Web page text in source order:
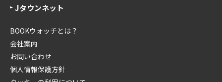
Jタウンネット
BOOKウォッチとは？
会社案内
お問い合わせ
個人情報保護方針